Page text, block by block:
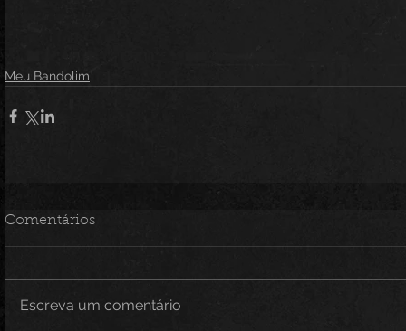
Meu Bandolim
Comentários
Escreva um comentário